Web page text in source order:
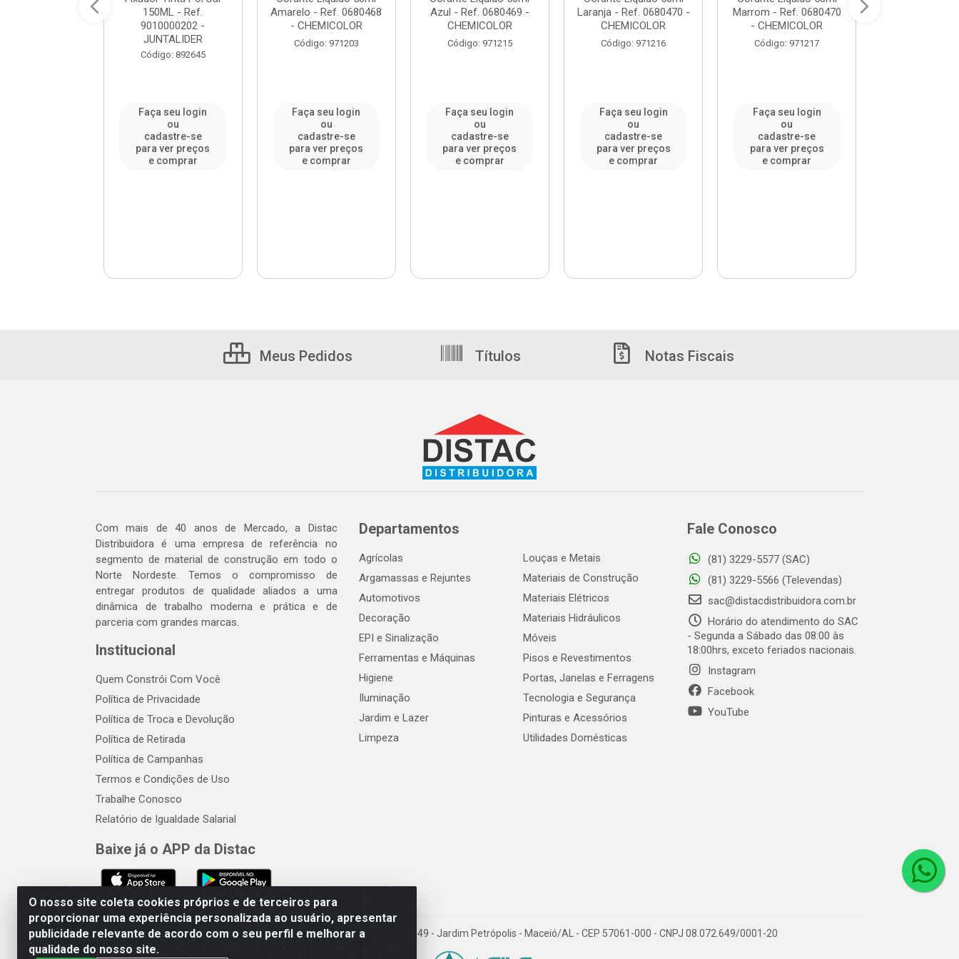
150ML - Ref.
9010000202 -
JUNTALIDER
Código: 892645
Faça seu login
ou
cadastre-se
para ver preços
e comprar
Amarelo - Ref. 0680468
- CHEMICOLOR
Código: 971203
Faça seu login
ou
cadastre-se
para ver preços
e comprar
Azul - Ref. 0680469 -
CHEMICOLOR
Código: 971215
Faça seu login
ou
cadastre-se
para ver preços
e comprar
Laranja - Ref. 0680470 -
CHEMICOLOR
Código: 971216
Faça seu login
ou
cadastre-se
para ver preços
e comprar
Marrom - Ref. 0680470
- CHEMICOLOR
Código: 971217
Faça seu login
ou
cadastre-se
para ver preços
e comprar
O nosso site coleta cookies próprios e de terceiros para
proporcionar uma experiência personalizada ao usuário, apresentar
publicidade relevante de acordo com o seu perfil e melhorar a
qualidade do nosso site.
Meus Pedidos Títulos Notas Fiscais
Com mais de 40 anos de Mercado, a Distac
Distribuidora é uma empresa de referência no
segmento de material de construção em todo o
Norte Nordeste. Temos o compromisso de
entregar produtos de qualidade aliados a uma
dinâmica de trabalho moderna e prática e de
parceria com grandes marcas.
Institucional
Quem Constrói Com Você
Política de Privacidade
Política de Troca e Devolução
Política de Retirada
Política de Campanhas
Termos e Condições de Uso
Trabalhe Conosco
Relatório de Igualdade Salarial
Baixe já o APP da Distac
Departamentos
Agrícolas
Argamassas e Rejuntes
Automotivos
Decoração
EPI e Sinalização
Ferramentas e Máquinas
Higiene
Iluminação
Jardim e Lazer
Limpeza
Louças e Metais
Materiais de Construção
Materiais Elétricos
Materiais Hidráulicos
Móveis
Pisos e Revestimentos
Portas, Janelas e Ferragens
Tecnologia e Segurança
Pinturas e Acessórios
Utilidades Domésticas
Fale Conosco
(81) 3229-5577 (SAC)
(81) 3229-5566 (Televendas)
sac@distacdistribuidora.com.br
Horário do atendimento do SAC
- Segunda a Sábado das 08:00 às
18:00hrs, exceto feriados nacionais.
Instagram
Facebook
YouTube
Distac Distribuidora - Av. Durval de Góes Monteiro, 7049 - Jardim Petrópolis - Maceió/AL - CEP 57061-000 - CNPJ 08.072.649/0001-20